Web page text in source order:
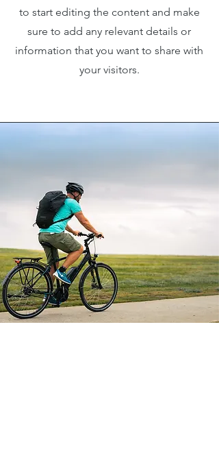
to start editing the content and make
sure to add any relevant details or
information that you want to share with
your visitors.